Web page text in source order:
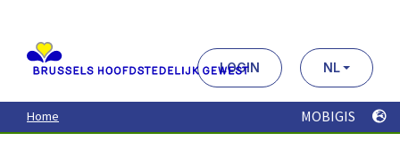
contenu
principal
LOGIN NL
Home MOBIGIS